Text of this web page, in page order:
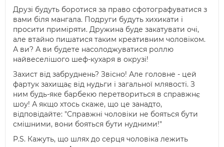
Друзі будуть боротися за право сфотографуватися з
вами біля мангала. Подруги будуть хихикати і
просити приміряти. Дружина буде закатувати очі,
але втайно пишатися таким креативним чоловіком.
А ви? А ви будете насолоджуватися роллю
найвеселішого шеф-кухаря в окрузі!
Захист від забруднень? Звісно! Але головне - цей
фартук захищає від нудьги і загальної млявості. З
ним будь-яке барбекю перетвориться в справжнє
шоу! А якщо хтось скаже, що це занадто,
відповідайте: "Справжні чоловіки не бояться бути
смішними, вони бояться бути нудними!"
P.S. Кажуть, що шлях до серця чоловіка лежить